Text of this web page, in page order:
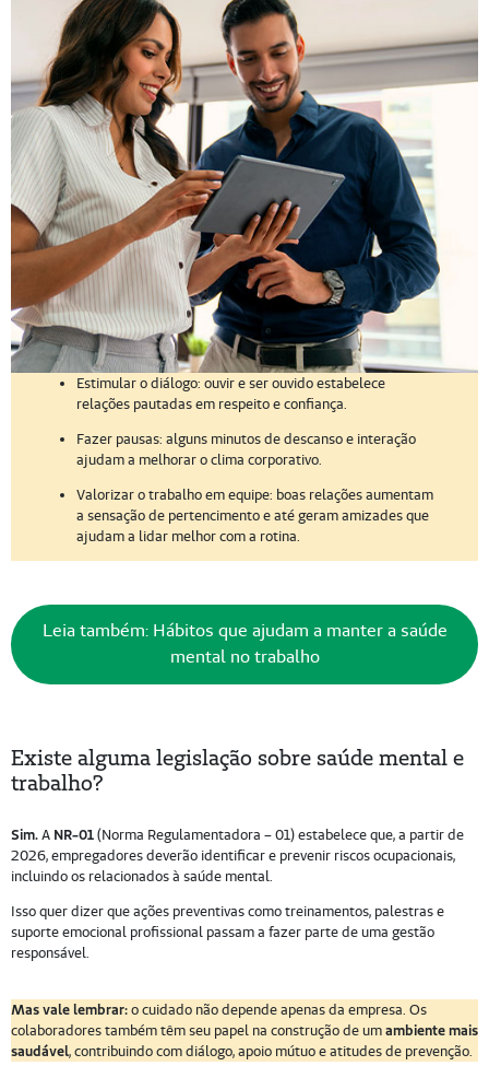
Estimular o diálogo: ouvir e ser ouvido estabelece
relações pautadas em respeito e confiança.
Fazer pausas: alguns minutos de descanso e interação
ajudam a melhorar o clima corporativo.
Valorizar o trabalho em equipe: boas relações aumentam
a sensação de pertencimento e até geram amizades que
ajudam a lidar melhor com a rotina.
Leia também: Hábitos que ajudam a manter a saúde
mental no trabalho
Existe alguma legislação sobre saúde mental e
trabalho?
Sim.A NR-01(Norma Regulamentadora – 01) estabelece que, a partir de
2026, empregadores deverão identificar e prevenir riscos ocupacionais,
incluindo os relacionados à saúde mental.
Isso quer dizer que ações preventivas como treinamentos, palestras e
suporte emocional profissional passam a fazer parte de uma gestão
responsável.
Mas vale lembrar:o cuidado não depende apenas da empresa. Os
colaboradores também têm seu papel na construção de umambiente mais
saudável, contribuindo com diálogo, apoio mútuo e atitudes de prevenção.